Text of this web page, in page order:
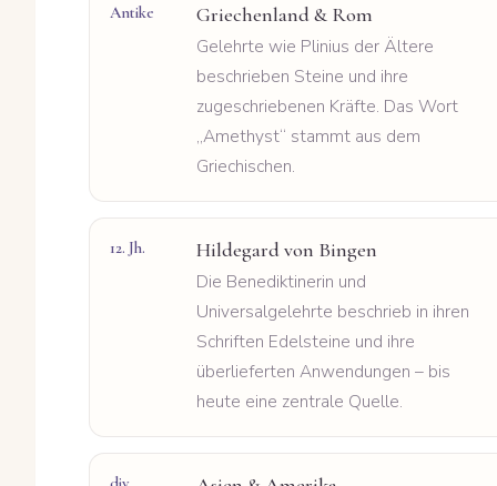
Antike Griechenland & Rom
Gelehrte wie Plinius der Ältere
beschrieben Steine und ihre
zugeschriebenen Kräfte. Das Wort
„Amethyst“ stammt aus dem
Griechischen.
12. Jh. Hildegard von Bingen
Die Benediktinerin und
Universalgelehrte beschrieb in ihren
Schriften Edelsteine und ihre
überlieferten Anwendungen – bis
heute eine zentrale Quelle.